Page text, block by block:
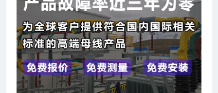
182xxxx4350 秦女士 咨询了报价 7分钟前
156xxxx3534 郭先生 咨询了报价7分钟前
192xxxx2920 周先生 咨询了报价10分钟前
189xxxx6562 王先生 咨询了报价1秒前
190xxxx3508 徐女士 咨询了报价5秒前
135xxxx6654 张先生 咨询了报价